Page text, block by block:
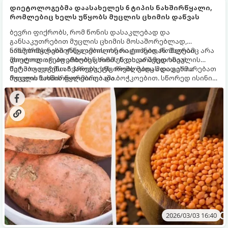
დიეტოლოგებმა დაასახელეს 6 ტიპის ნახშირწყალი,
რომლებიც ხელს უწყობს მუცლის ცხიმის დაწვას
ბევრი ფიქრობს, რომ წონის დასაკლებად და
განსაკუთრებით მუცლის ცხიმის მოსაშორებლად,
ნახშირწყლები უნდა ამოიღონ რაციონიდან. მაგრამ
დიეტოლოგები ამბობენ, რომ ეს დიდი შეცდომაა!
არსებობს ნახშირწყლების ისეთი ტიპები, რომლებიც არა
მხოლოდ არ აფერხებს ცხიმის წვას, არამედ სხეულის
მეტაბოლიზმს აჩქარებს, ამცირებს მადას და გეხმარებათ
მუცლის ზონის ფორმირებაში.
წარმოგიდგენთ 6 პროდუქტს, რომლებიც მდიდარია
რთული ნახშირწყლებითა და ბოჭკოებით. სწორედ ისინი
გეხმარებათ შინაგან (ვისცერალურ) ცხიმთან ბრძოლაში,
რომელიც ყველაზე საშიშია ჯანმრთელობისთვის.
2026/03/03 16:40